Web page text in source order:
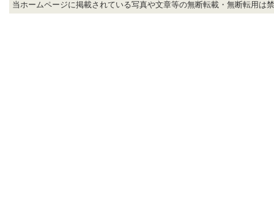
当ホームページに掲載されている写真や文章等の無断転載・無断転用は